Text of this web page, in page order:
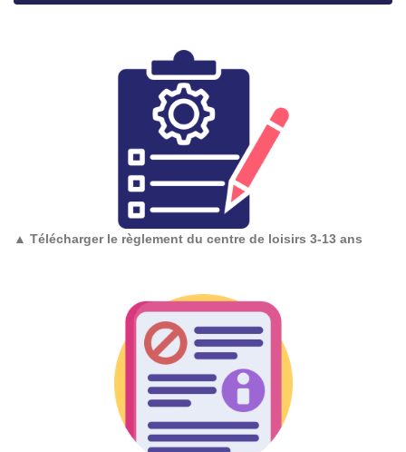
▲ Télécharger le règlement du centre de loisirs 3-13 ans